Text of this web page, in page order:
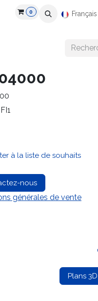
Ressources
0 Français
à la liste de souhaits
nous
générales de vente
Plans